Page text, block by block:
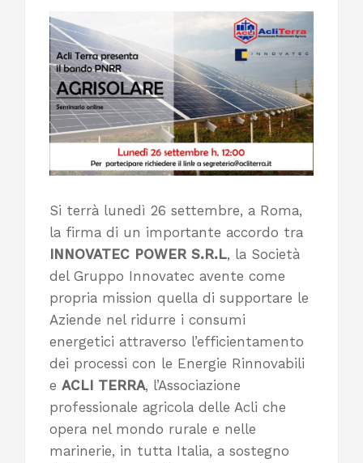
Si terrà lunedì 26 settembre, a Roma,
la firma di un importante accordo tra
INNOVATEC POWER S.R.L, la Società
del Gruppo Innovatec avente come
propria mission quella di supportare le
Aziende nel ridurre i consumi
energetici attraverso l’efficientamento
dei processi con le Energie Rinnovabili
e ACLI TERRA, l’Associazione
professionale agricola delle Acli che
opera nel mondo rurale e nelle
marinerie, in tutta Italia, a sostegno